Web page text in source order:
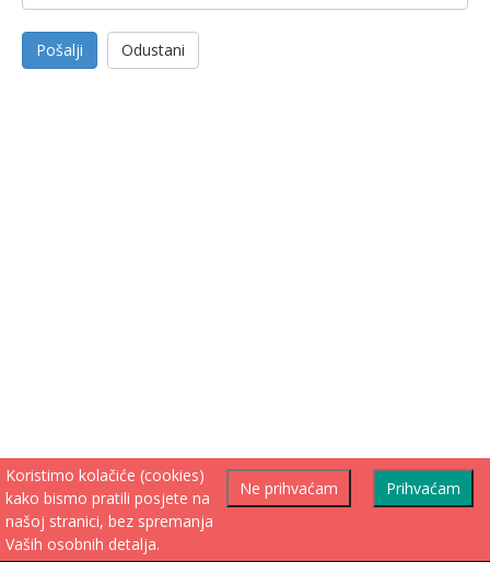
Pošalji Odustani
Prihvaćam
Ne prihvaćam
Koristimo kolačiće (cookies)
kako bismo pratili posjete na
našoj stranici, bez spremanja
Vaših osobnih detalja.